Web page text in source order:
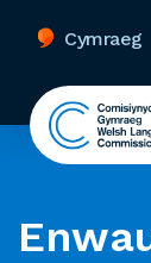
Cymraeg